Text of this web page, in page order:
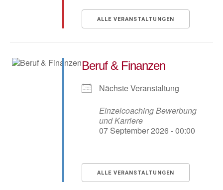
ALLE VERANSTALTUNGEN
Beruf & Finanzen
Nächste Veranstaltung
Einzelcoaching Bewerbung
und Karriere
07 September 2026 - 00:00
ALLE VERANSTALTUNGEN